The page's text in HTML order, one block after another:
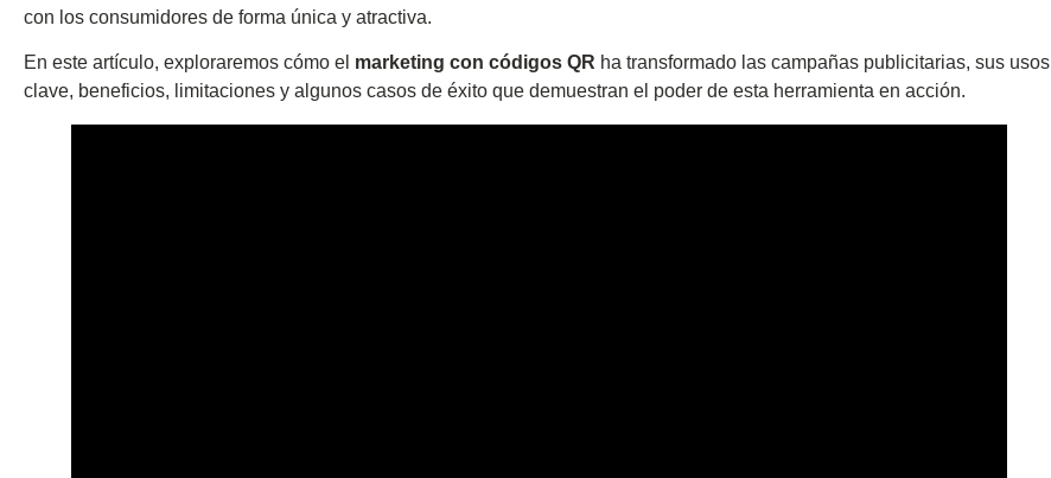
con los consumidores de forma única y atractiva.
En este artículo, exploraremos cómo el marketing con códigos QR ha transformado las campañas publicitarias, sus usos
clave, beneficios, limitaciones y algunos casos de éxito que demuestran el poder de esta herramienta en acción.